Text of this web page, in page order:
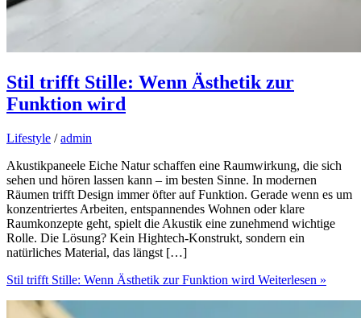
Stil trifft Stille: Wenn Ästhetik zur
Funktion wird
Lifestyle /admin
Akustikpaneele Eiche Natur schaffen eine Raumwirkung, die sich
sehen und hören lassen kann – im besten Sinne. In modernen
Räumen trifft Design immer öfter auf Funktion. Gerade wenn es um
konzentriertes Arbeiten, entspannendes Wohnen oder klare
Raumkonzepte geht, spielt die Akustik eine zunehmend wichtige
Rolle. Die Lösung? Kein Hightech-Konstrukt, sondern ein
natürliches Material, das längst […]
Stil trifft Stille: Wenn Ästhetik zur Funktion wird Weiterlesen »